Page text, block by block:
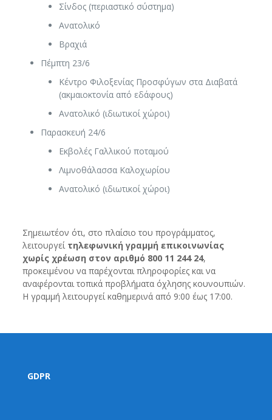
Σίνδος (περιαστικό σύστημα)
Ανατολικό
Βραχιά
Πέμπτη 23/6
Κέντρο Φιλοξενίας Προσφύγων στα Διαβατά
(ακμαιοκτονία από εδάφους)
Ανατολικό (ιδιωτικοί χώροι)
Παρασκευή 24/6
Εκβολές Γαλλικού ποταμού
Λιμνοθάλασσα Καλοχωρίου
Ανατολικό (ιδιωτικοί χώροι)
Σημειωτέον ότι, στο πλαίσιο του προγράμματος,
λειτουργεί τηλεφωνική γραμμή επικοινωνίας
χωρίς χρέωση στον αριθμό 800 11 244 24,
προκειμένου να παρέχονται πληροφορίες και να
αναφέρονται τοπικά προβλήματα όχλησης κουνουπιών.
Η γραμμή λειτουργεί καθημερινά από 9:00 έως 17:00.
GDPR